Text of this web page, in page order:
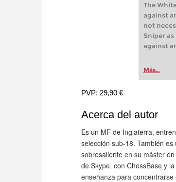
The
against
not
Sniper
against
Más...
PVP: 29,90 €
Acerca del autor
Es un MF de Inglaterra,
selección sub-18. También
sobresaliente en su máster
de Skype, con ChessBase y
enseñanza para